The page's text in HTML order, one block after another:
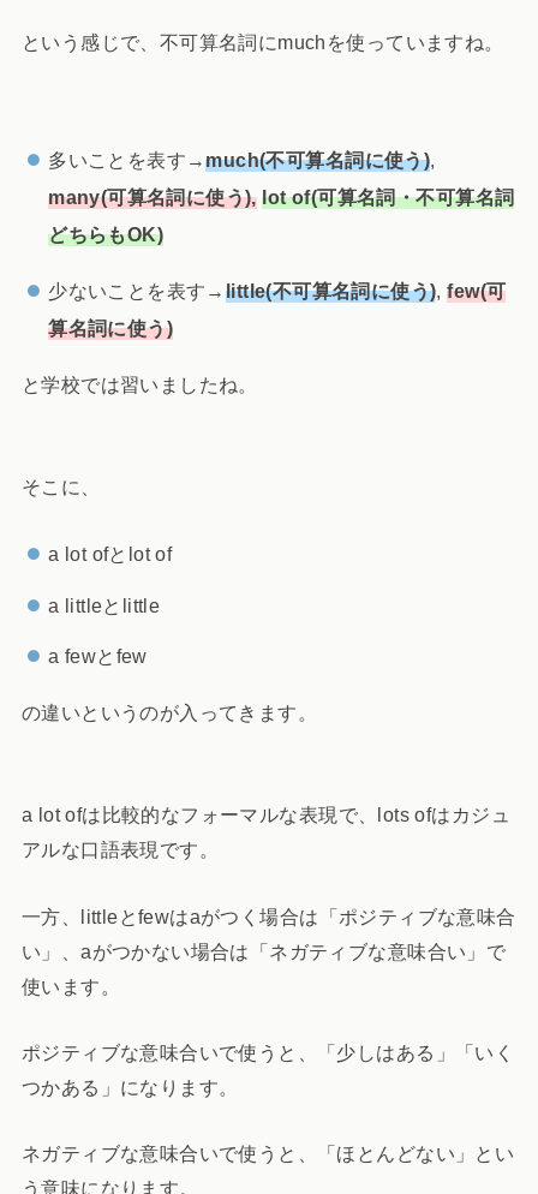
という感じで、不可算名詞にmuchを使っていますね。
多いことを表す→much(不可算名詞に使う),
many(可算名詞に使う), lot of(可算名詞・不可算名詞
どちらもOK)
少ないことを表す→ little(不可算名詞に使う),few(可
算名詞に使う)
と学校では習いましたね。
そこに、
a lot ofとlot of
a littleとlittle
a fewとfew
の違いというのが入ってきます。
a lot ofは比較的なフォーマルな表現で、lots ofはカジュ
アルな口語表現です。
一方、littleとfewはaがつく場合は「ポジティブな意味合
い」、aがつかない場合は「ネガティブな意味合い」で
使います。
ポジティブな意味合いで使うと、「少しはある」「いく
つかある」になります。
ネガティブな意味合いで使うと、「ほとんどない」とい
う意味になります。